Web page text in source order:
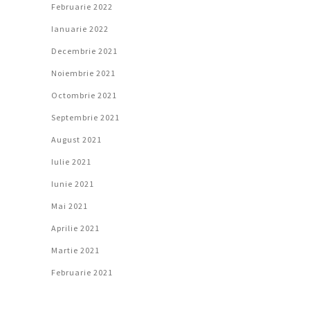
Februarie 2022
Ianuarie 2022
Decembrie 2021
Noiembrie 2021
Octombrie 2021
Septembrie 2021
August 2021
Iulie 2021
Iunie 2021
Mai 2021
Aprilie 2021
Martie 2021
Februarie 2021